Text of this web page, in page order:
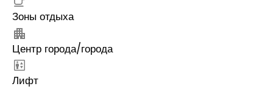
Зоны отдыха
Центр города/города
Лифт